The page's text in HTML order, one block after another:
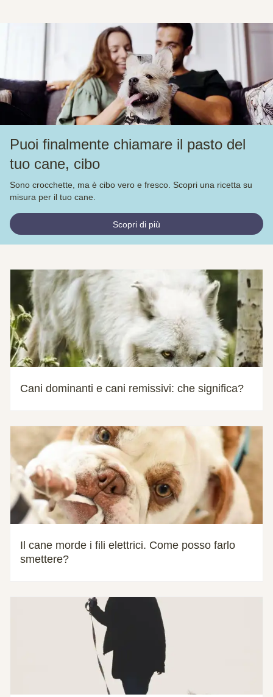
Puoi finalmente chiamare il pasto del
tuo cane, cibo
Sono crocchette, ma è cibo vero e fresco. Scopri una ricetta su
misura per il tuo cane.
Scopri di più
Cani dominanti e cani remissivi: che significa?
Il cane morde i fili elettrici. Come posso farlo
smettere?